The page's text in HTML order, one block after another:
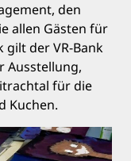
den
allen Gästen für
gilt der VR-Bank
Ausstellung,
für die
Kuchen.